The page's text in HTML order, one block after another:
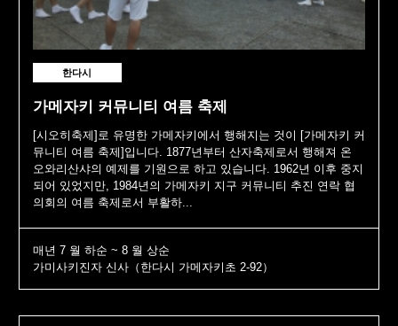
한다시
가메자키 커뮤니티 여름 축제
[시오히축제]로 유명한 가메자키에서 행해지는 것이 [가메자키 커
뮤니티 여름 축제]입니다. 1877년부터 산자축제로서 행해져 온
오와리산샤의 예제를 기원으로 하고 있습니다. 1962년 이후 중지
되어 있었지만, 1984년의 가메자키 지구 커뮤니티 추진 연락 협
의회의 여름 축제로서 부활하...
매년 7 월 하순 ~ 8 월 상순
가미사키진자 신사（한다시 가메자키초 2-92）